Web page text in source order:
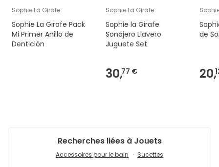
Sophie La Girafe
Sophie La Girafe Pack
Mi Primer Anillo de
Dentición
Sophie La Girafe
Sophie la Girafe
Sonajero Llavero
Juguete Set
30,77 €
de
20,
Recherches liées à Jouets
Accessoires pour le bain Sucettes